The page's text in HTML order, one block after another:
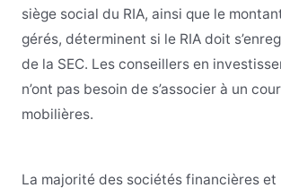
siège social du RIA, ainsi que le
gérés, déterminent si le RIA doit
de la SEC. Les conseillers en
n’ont pas besoin de s’associer à un
mobilières.
La majorité des sociétés financières et